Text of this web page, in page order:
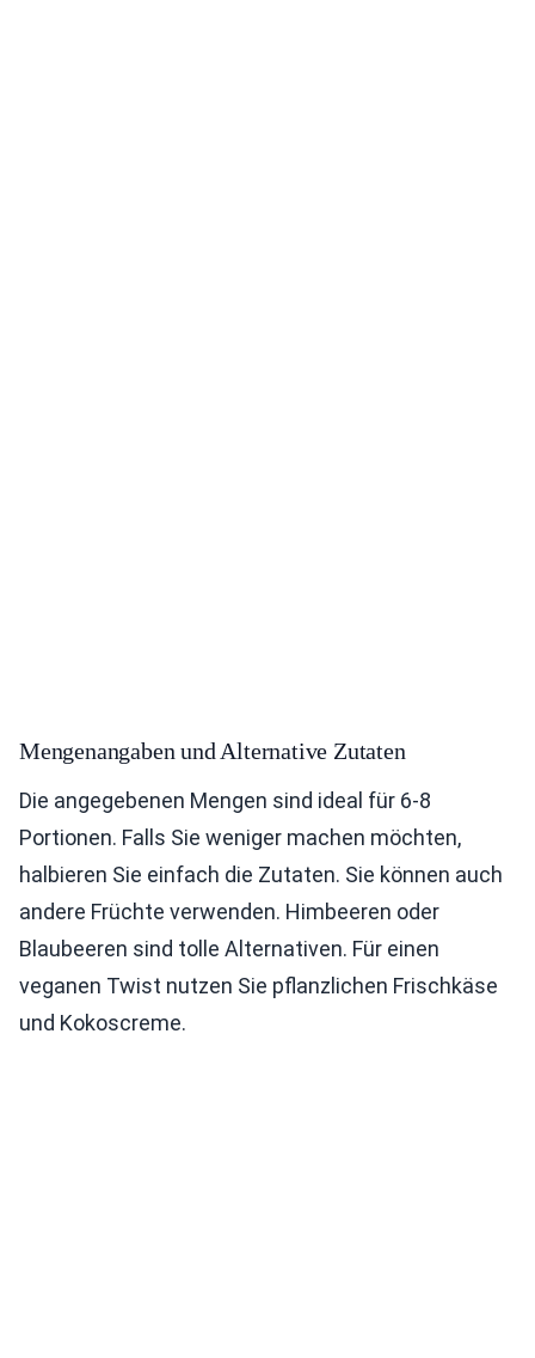
Mengenangaben und Alternative Zutaten
Die angegebenen Mengen sind ideal für 6-8
Portionen. Falls Sie weniger machen möchten,
halbieren Sie einfach die Zutaten. Sie können auch
andere Früchte verwenden. Himbeeren oder
Blaubeeren sind tolle Alternativen. Für einen
veganen Twist nutzen Sie pflanzlichen Frischkäse
und Kokoscreme.